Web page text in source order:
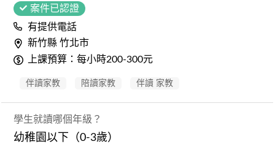
案件已認證
有提供電話
新竹縣 竹北市
上課預算：每小時200-300元
伴讀家教 陪讀家教 伴讀 家教
學生就讀哪個年級？
幼稚園以下（0-3歲）